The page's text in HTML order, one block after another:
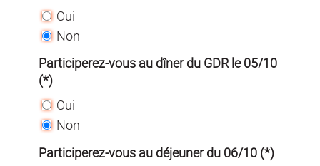
Oui
Non
Participerez-vous au dîner du GDR le 05/10
(*)
Oui
Non
Participerez-vous au déjeuner du 06/10 (*)